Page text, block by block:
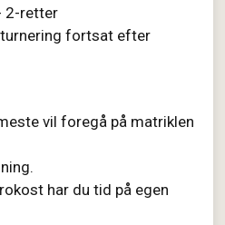
2-retter
fortsat efter
vil foregå på matriklen
har du tid på egen